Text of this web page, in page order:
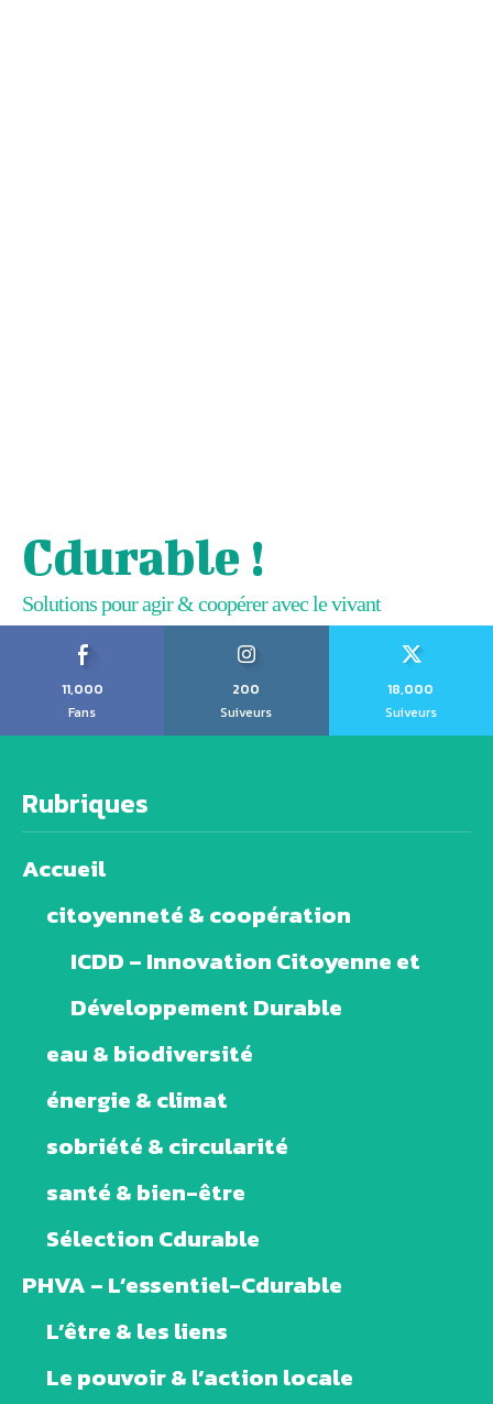
Cdurable !
Solutions pour agir & coopérer avec le vivant
11,000
Fans
200
Suiveurs
18,000
Suiveurs
Rubriques
Accueil
citoyenneté & coopération
ICDD – Innovation Citoyenne et
Développement Durable
eau & biodiversité
énergie & climat
sobriété & circularité
santé & bien-être
Sélection Cdurable
PHVA – L’essentiel-Cdurable
L’être & les liens
Le pouvoir & l’action locale